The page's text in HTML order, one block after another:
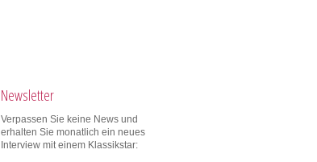
Newsletter
Verpassen Sie keine News und
erhalten Sie monatlich ein neues
Interview mit einem Klassikstar: